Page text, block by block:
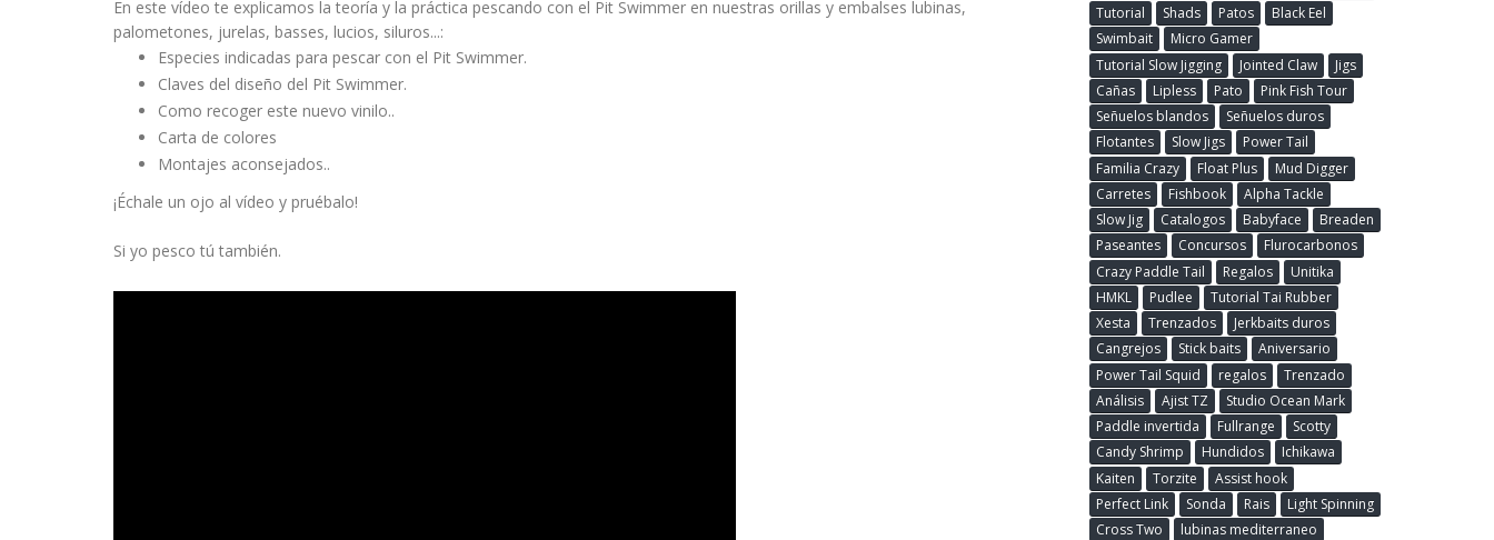
En este vídeo te explicamos la teoría y la práctica pescando con el Pit Swimmer en nuestras orillas y embalses lubinas,
palometones, jurelas, basses, lucios, siluros...:
Especies indicadas para pescar con el Pit Swimmer.
Claves del diseño del Pit Swimmer.
Como recoger este nuevo vinilo..
Carta de colores
Montajes aconsejados..
¡Échale un ojo al vídeo y pruébalo!
Si yo pesco tú también.
Tutorial
Shads Patos
Black Eel
Swimbait
Micro Gamer
Tutorial Slow Jigging
Jointed Claw
Jigs
Cañas
Lipless Pato
Pink Fish Tour
Señuelos blandos
Señuelos duros
Flotantes
Slow Jigs
Power Tail
Familia Crazy
Float Plus
Mud Digger
Carretes
Fishbook
Alpha Tackle
Slow Jig
Catalogos Babyface
Breaden
Paseantes
Concursos
Flurocarbonos
Crazy Paddle Tail
Regalos
Unitika
HMKL
Pudlee
Tutorial Tai Rubber
Xesta
Trenzados
Jerkbaits duros
Cangrejos
Stick baits
Aniversario
Power Tail Squid
regalos
Trenzado
Análisis
Ajist TZ
Studio Ocean Mark
Paddle invertida
Fullrange
Scotty
Candy Shrimp
Hundidos
Ichikawa
Kaiten
Torzite
Assist hook
Perfect Link
Sonda Rais
Light Spinning
Cross Two
lubinas mediterraneo